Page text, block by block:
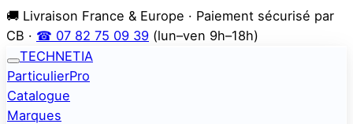
🚚 Livraison France & Europe · Paiement sécurisé par
CB · ☎ 07 82 75 09 39 (lun–ven 9h–18h)
TECHNETIA
ParticulierPro
Catalogue
Marques